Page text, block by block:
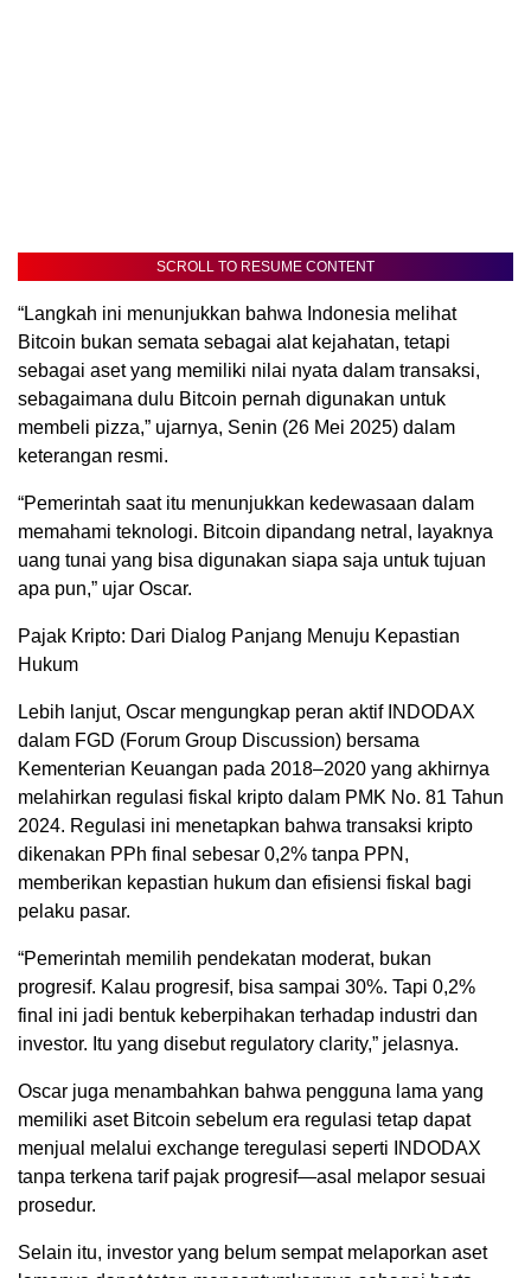
SCROLL TO RESUME CONTENT
“Langkah ini menunjukkan bahwa Indonesia melihat
Bitcoin bukan semata sebagai alat kejahatan, tetapi
sebagai aset yang memiliki nilai nyata dalam transaksi,
sebagaimana dulu Bitcoin pernah digunakan untuk
membeli pizza,” ujarnya, Senin (26 Mei 2025) dalam
keterangan resmi.
“Pemerintah saat itu menunjukkan kedewasaan dalam
memahami teknologi. Bitcoin dipandang netral, layaknya
uang tunai yang bisa digunakan siapa saja untuk tujuan
apa pun,” ujar Oscar.
Pajak Kripto: Dari Dialog Panjang Menuju Kepastian
Hukum
Lebih lanjut, Oscar mengungkap peran aktif INDODAX
dalam FGD (Forum Group Discussion) bersama
Kementerian Keuangan pada 2018–2020 yang akhirnya
melahirkan regulasi fiskal kripto dalam PMK No. 81 Tahun
2024. Regulasi ini menetapkan bahwa transaksi kripto
dikenakan PPh final sebesar 0,2% tanpa PPN,
memberikan kepastian hukum dan efisiensi fiskal bagi
pelaku pasar.
“Pemerintah memilih pendekatan moderat, bukan
progresif. Kalau progresif, bisa sampai 30%. Tapi 0,2%
final ini jadi bentuk keberpihakan terhadap industri dan
investor. Itu yang disebut regulatory clarity,” jelasnya.
Oscar juga menambahkan bahwa pengguna lama yang
memiliki aset Bitcoin sebelum era regulasi tetap dapat
menjual melalui exchange teregulasi seperti INDODAX
tanpa terkena tarif pajak progresif—asal melapor sesuai
prosedur.
Selain itu, investor yang belum sempat melaporkan aset